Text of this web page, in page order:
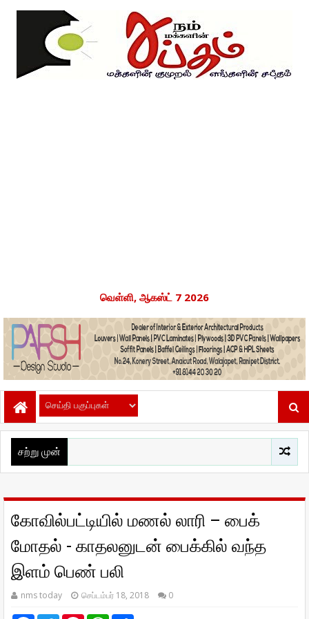
வெள்ளி, ஆகஸ்ட் 7 2026
சற்று முன்
கோவில்பட்டியில் மணல் லாரி – பைக்
மோதல் - காதலனுடன் பைக்கில் வந்த
இளம் பெண் பலி
nms today செப்டம்பர் 18, 2018 0